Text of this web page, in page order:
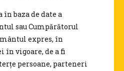
baza de date a
sau Cumpărătorul
expres, în
vigoare, de a fi
persoane, parteneri